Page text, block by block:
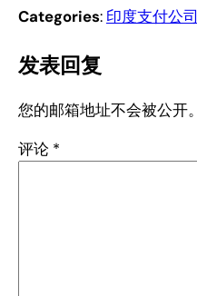
Categories: 印度支付公司
发表回复
您的邮箱地址不会被公开。
评论 *